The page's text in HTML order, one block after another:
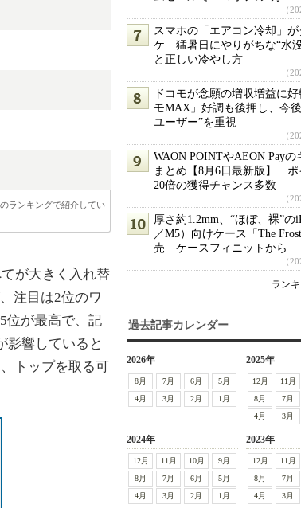
ランキングで紹介してい
が大きく入れ替
注目は2位のワ
位が最高で、記
影響していると
トップを取る可
（
スマホの「エアコン冷却」が
ケ 猛暑日にやりがちな“水
と正しい冷やし方
（
ドコモが念願の増収増益に
モMAX」好調も後押し、今
ユーザー”を重視
（
WAON POINTやAEON Payの
まとめ【8月6日最新版】 ポ
20倍の獲得チャンス多数
（
厚さ約1.2mm、“ほぼ、裸”の
／M5）向けケース「The
売 ケースフィニットから
（
ラン
過去記事カレンダー
2026年
8月 7月 6月
5月
4月
3月 2月 1月
2025年
12月 11月
8月
7月
4月
3月
2024年
12月 11月 10月
9月
8月
7月 6月
5月
4月
3月 2月 1月
2023年
12月 11月
8月
7月
4月
3月